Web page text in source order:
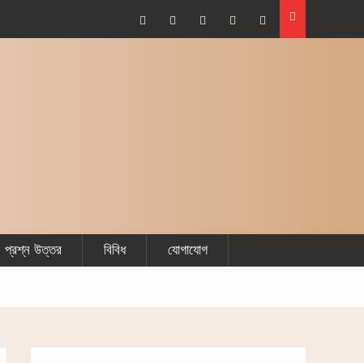
প্রশ্ন উত্তর বিবিধ যোগাযোগ